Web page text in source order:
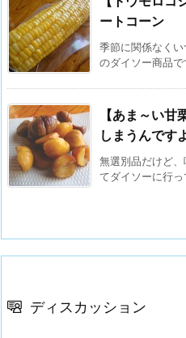
ートコーン
季節に関係なく
のダイソー商品
【あま～い
しまうんです
無選別品だけど
てダイソーに行
ディスカッション